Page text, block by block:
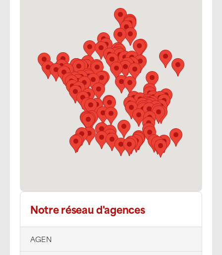
Notre réseau d'agences
AGEN